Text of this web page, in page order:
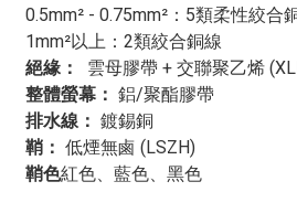
0.5mm² - 0.75mm²：5類柔性絞合
1mm²以上：2類絞合銅線
絕緣：
雲母膠帶 + 交聯聚乙烯
整體螢幕： 鋁/聚酯膠帶
排水線： 鍍錫銅
鞘： 低煙無鹵 (LSZH)
鞘色紅色、藍色、黑色
少火災發生時有毒煙霧和腐蝕性氣
提高周圍環境的安全性。
除了電力分配之外，雲母/交聯聚
火）電纜這條電纜在交通運輸領域
在鐵路和地鐵系統中。其優異的耐
於地下和封閉環境，在這些環境中
難性後果。低煙無鹵（LSZH）護